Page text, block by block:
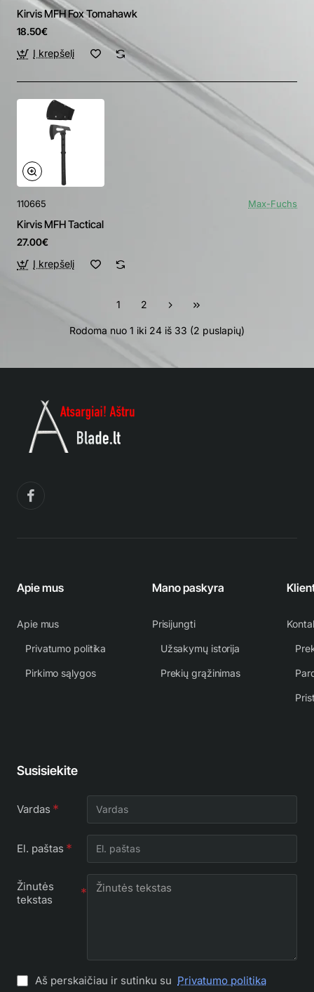
Kirvis MFH Fox Tomahawk
18.50€
Į krepšelį
110665 Max-Fuchs
Kirvis MFH Tactical
27.00€
Į krepšelį
1 2
Rodoma nuo 1 iki 24 iš 33 (2 puslapių)
Apie mus
Apie mus
Privatumo politika
Pirkimo sąlygos
Mano paskyra
Prisijungti
Užsakymų istorija
Prekių grąžinimas
Susisiekite
Vardas
El. paštas
Žinutės
tekstas
Aš perskaičiau ir sutinku su Privatumo politika